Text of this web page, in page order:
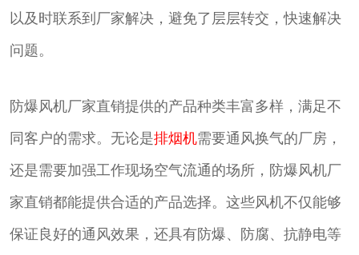
以及时联系到厂家解决，避免了层层转交，快速解决
问题。
防爆风机厂家直销提供的产品种类丰富多样，满足不
同客户的需求。无论是排烟机需要通风换气的厂房，
还是需要加强工作现场空气流通的场所，防爆风机厂
家直销都能提供合适的产品选择。这些风机不仅能够
保证良好的通风效果，还具有防爆、防腐、抗静电等